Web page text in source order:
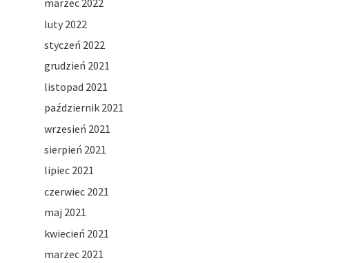
marzec 2022
luty 2022
styczeń 2022
grudzień 2021
listopad 2021
październik 2021
wrzesień 2021
sierpień 2021
lipiec 2021
czerwiec 2021
maj 2021
kwiecień 2021
marzec 2021